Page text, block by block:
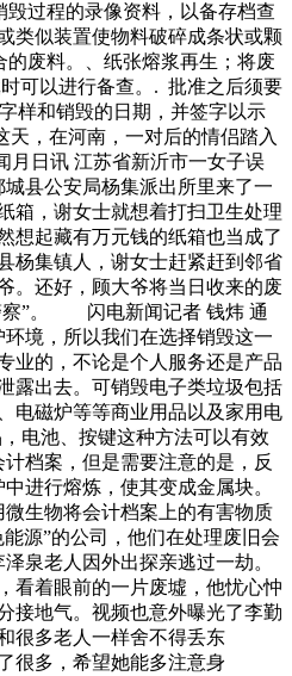
过程的录像资料，以备存档查
类似装置使物料破碎成条状或颗
废料。、纸张熔浆再生；将废
可以进行备查。. 批准之后须要
样和销毁的日期，并签字以示
，在河南，一对后的情侣踏入
月日讯 江苏省新沂市一女子误
县公安局杨集派出所里来了一
箱，谢女士就想着打扫卫生处理
起藏有万元钱的纸箱也当成了
杨集镇人，谢女士赶紧赶到邻省
还好，顾大爷将当日收来的废
察”。 闪电新闻记者 钱炜 通
境，所以我们在选择销毁这一
业的，不论是个人服务还是产品
露出去。可销毁电子类垃圾包括
电磁炉等等商业用品以及家用电
电池、按键这种方法可以有效
档案，但是需要注意的是，反
进行熔炼，使其变成金属块。
生物将会计档案上的有害物质
源”的公司，他们在处理废旧会
泉老人因外出探亲逃过一劫。
看着眼前的一片废墟，他忧心忡
地气。视频也意外曝光了李勤
很多老人一样舍不得丢东
多，希望她能多注意身